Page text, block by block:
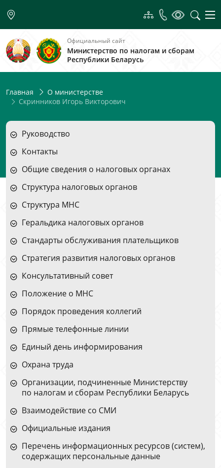
Официальный сайт
Министерство по налогам и сборам
Республики Беларусь
Главная
О министерстве
Скринников Игорь Викторович
Руководство
Контакты
Общие сведения о налоговых органах
Структура налоговых органов
Структура МНС
Геральдика налоговых органов
Стандарты обслуживания плательщиков
Стратегия развития налоговых органов
Консультативный совет
Положение о МНС
Порядок проведения коллегий
Прямые телефонные линии
Единый день информирования
Охрана труда
Организации, подчиненные Министерству
по налогам и сборам Республики Беларусь
Взаимодействие со СМИ
Официальные издания
Перечень информационных ресурсов (систем),
содержащих персональные данные